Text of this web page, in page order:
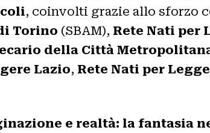
, coinvolti grazie allo sforzo
Torino (SBAM), Rete Nati per
della Città
Lazio, Rete Nati per
e realtà: la fantasia